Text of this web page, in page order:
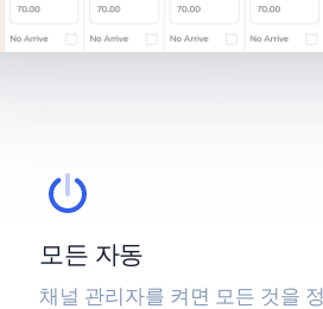
모든 자동
채널 관리자를 켜면 모든 것을